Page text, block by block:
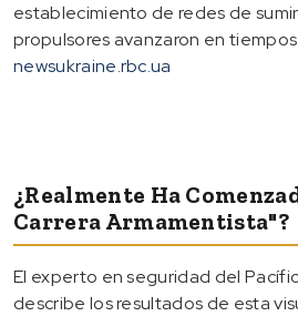
establecimiento de redes de
propulsores avanzaron en
newsukraine.rbc.ua
¿Realmente Ha
Carrera Armamentista"?
El experto en seguridad del
describe los resultados de esta